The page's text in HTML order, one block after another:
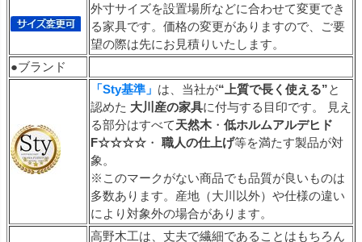
外寸サイズを設置場所などに合わせて変更でき
る家具です。価格の変更がありますので、ご要
望の際は先にお見積りいたします。
●ブランド
「Sty基準」 は、当社が“上質で長く使える”と
認めた 大川産の家具に付与する目印です。 見え
る部分はすべて天然木 ・ 低ホルムアルデヒド
F☆☆☆☆ ・ 職人の仕上げ等を満たす製品が対
象。
※このマークがない商品でも品質が良いものは
多数あります。産地（大川以外）や仕様の違い
により対象外の場合があります。
高野木工は、丈夫で繊細であることはもちろん